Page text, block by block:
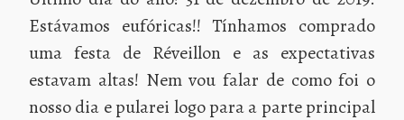
Estávamos eufóricas!! Tínhamos comprado
uma festa de Réveillon e as expectativas
estavam altas! Nem vou falar de como foi o
nosso dia e pularei logo para a parte principal